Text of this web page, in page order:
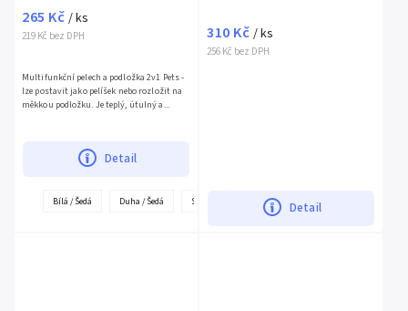
219 Kč bez DPH
265 Kč / ks
Detail
Multifunkční pelech a podložka 2v1 Pets -
lze postavit jako pelíšek nebo rozložit na
měkkou podložku. Je teplý, útulný a...
Bílá / Šedá Duha / Šedá Světle šedá / Šedá
další
256 Kč bez DPH
310 Kč / ks
Detail